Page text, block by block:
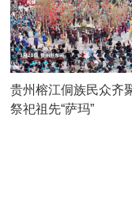
贵州榕江侗族民众齐
祭祀祖先“萨玛”